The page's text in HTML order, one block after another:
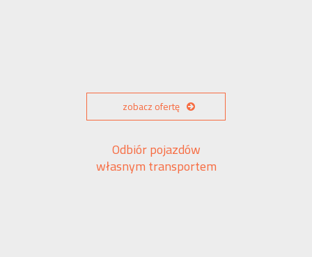
zobacz ofertę
Odbiór pojazdów
własnym transportem